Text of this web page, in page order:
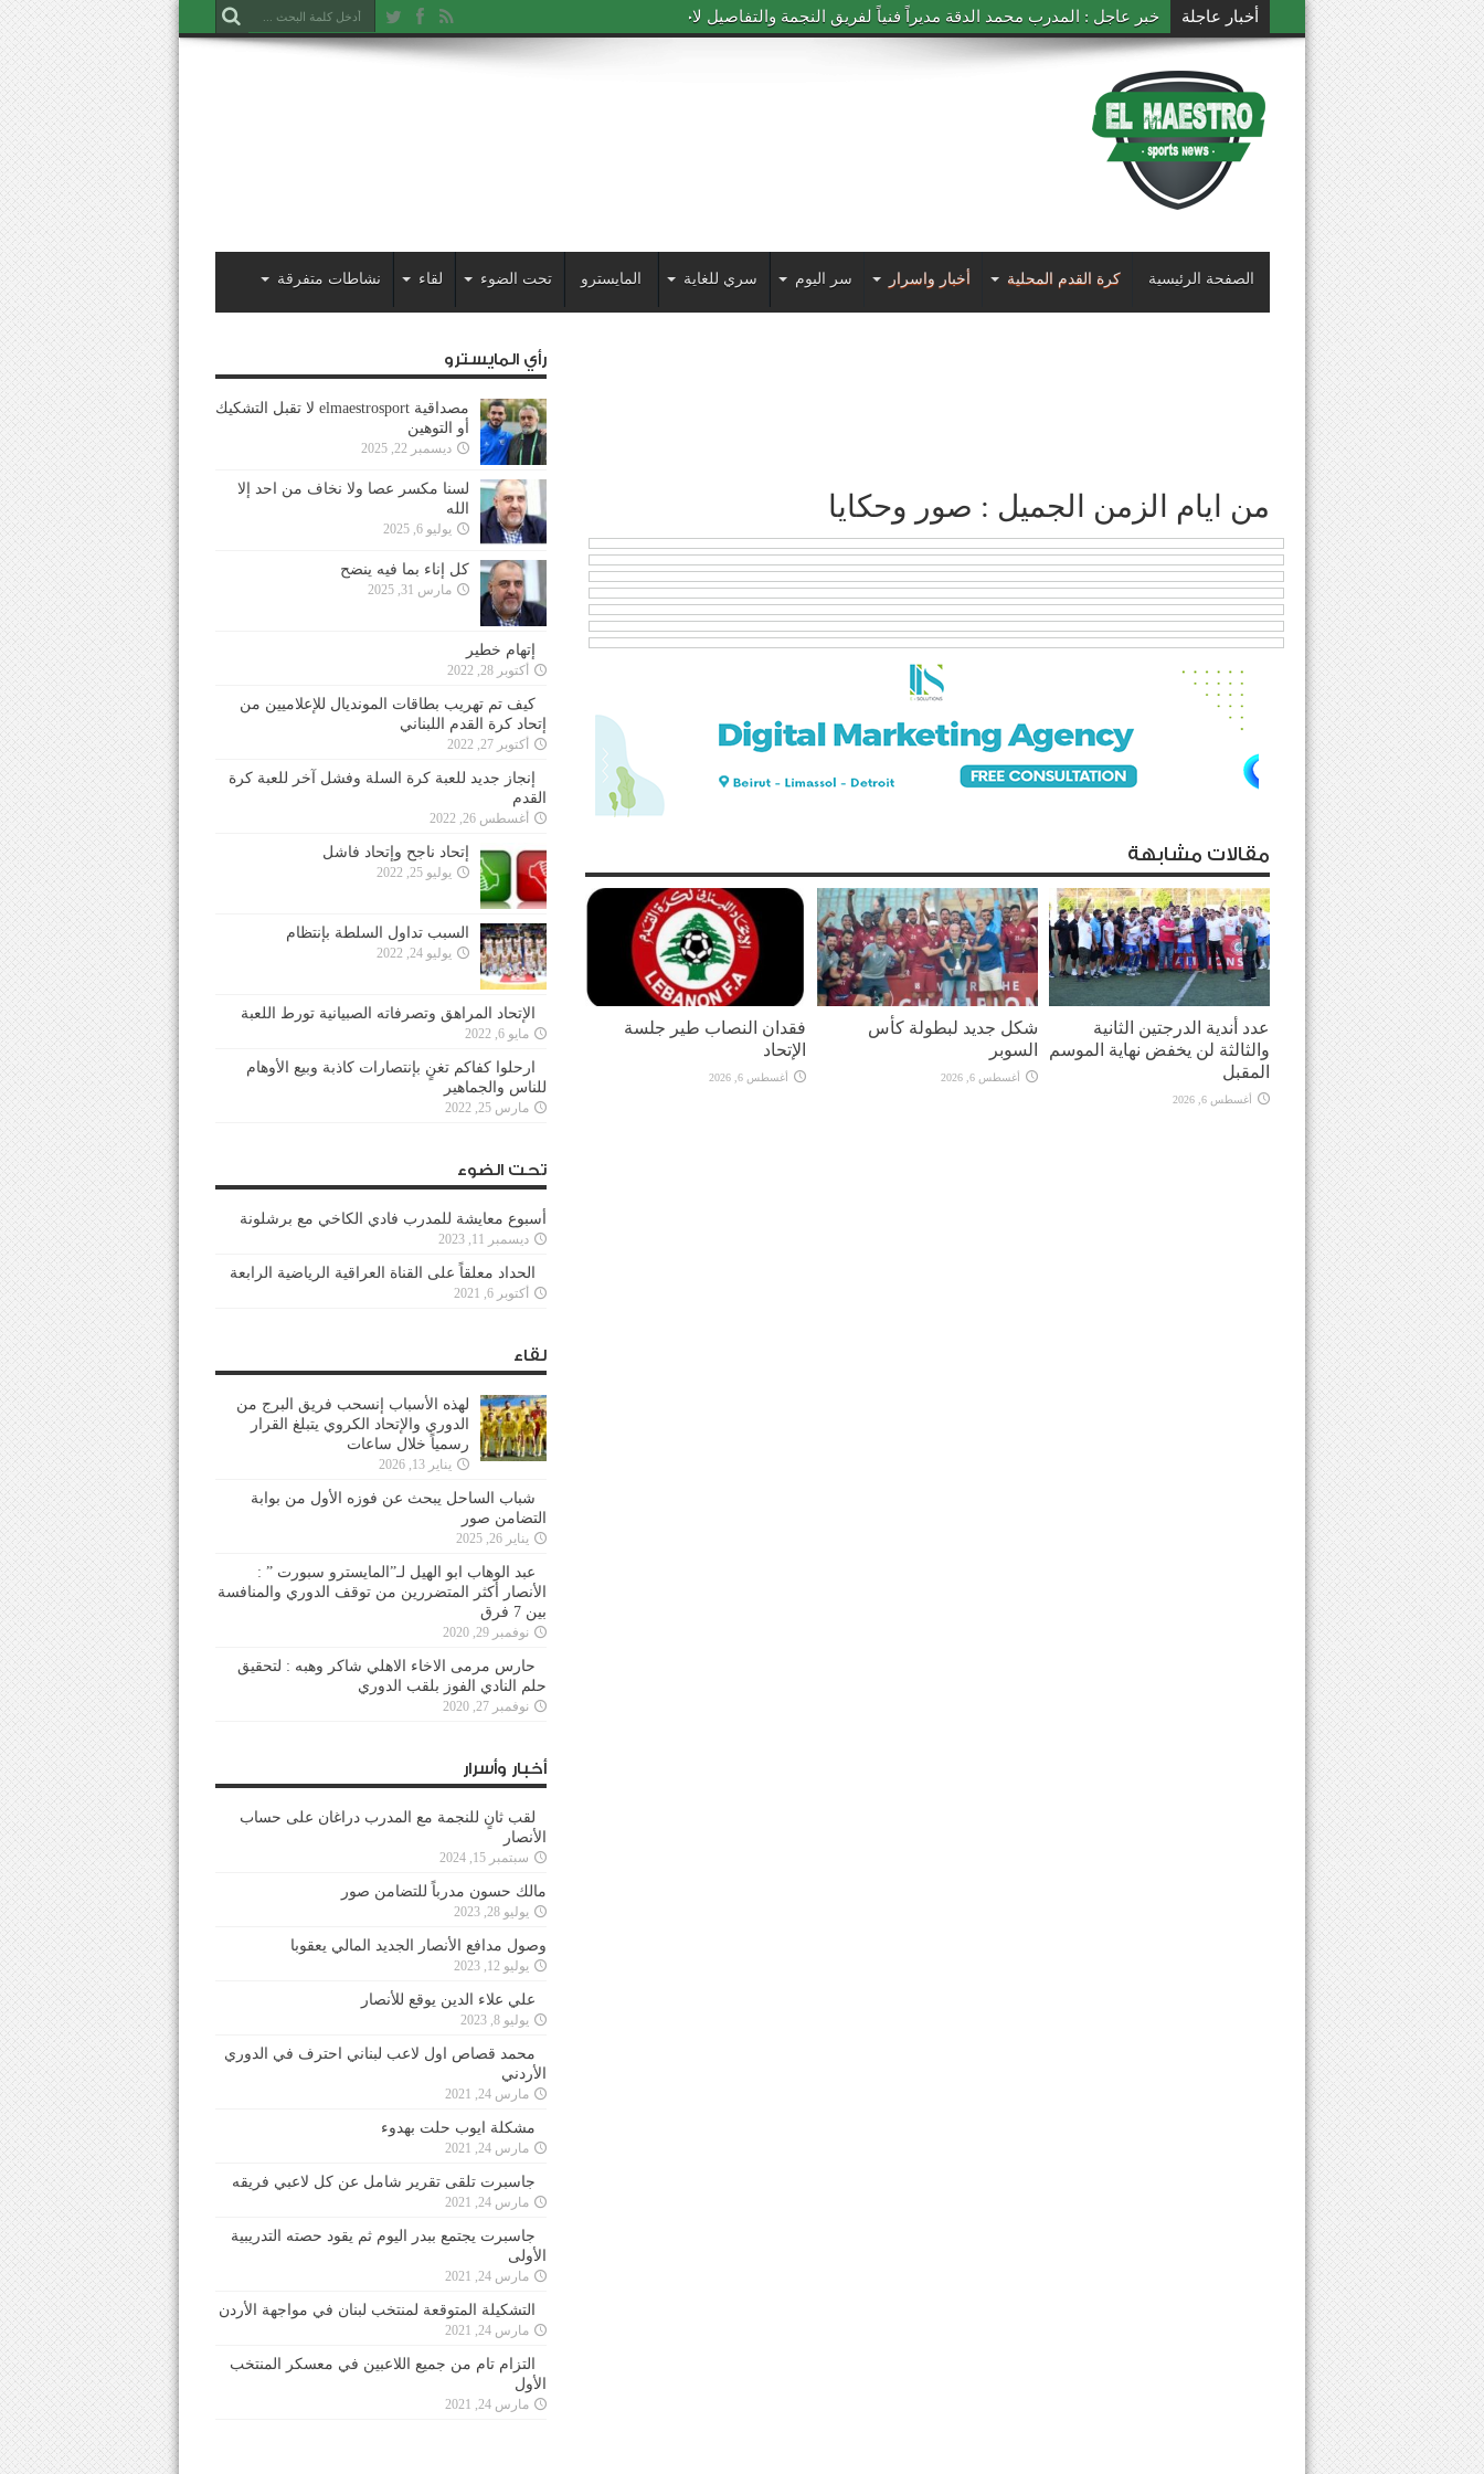
أخبار عاجلة خبر عاجل : المدرب محمد الدقة مديراً فنياً لفريق النجمة والتفاصيل لاحقاً
الصفحة الرئيسية كرة القدم المحلية أخبار واسرار سر اليوم سري للغاية المايسترو تحت الضوء لقاء نشاطات متفرقة
من ايام الزمن الجميل : صور وحكايا
مقالات مشابهة
عدد أندية الدرجتين الثانية
والثالثة لن يخفض نهاية الموسم
المقبل
أغسطس 6, 2026
شكل جديد لبطولة كأس
السوبر
أغسطس 6, 2026
فقدان النصاب طير جلسة
الإتحاد
أغسطس 6, 2026
رأي المايسترو
مصداقية elmaestrosport لا تقبل التشكيك
أو التوهين
ديسمبر 22, 2025
لسنا مكسر عصا ولا نخاف من احد إلا
الله
يوليو 6, 2025
كل إناء بما فيه ينضح
مارس 31, 2025
إتهام خطير
أكتوبر 28, 2022
كيف تم تهريب بطاقات المونديال للإعلاميين من
إتحاد كرة القدم اللبناني
أكتوبر 27, 2022
إنجاز جديد للعبة كرة السلة وفشل آخر للعبة كرة
القدم
أغسطس 26, 2022
إتحاد ناجح وإتحاد فاشل
يوليو 25, 2022
السبب تداول السلطة بإنتظام
يوليو 24, 2022
الإتحاد المراهق وتصرفاته الصبيانية تورط اللعبة
مايو 6, 2022
ارحلوا كفاكم تغنٍ بإنتصارات كاذبة وبيع الأوهام
للناس والجماهير
مارس 25, 2022
تحت الضوء
أسبوع معايشة للمدرب فادي الكاخي مع برشلونة
ديسمبر 11, 2023
الحداد معلقاً على القناة العراقية الرياضية الرابعة
أكتوبر 6, 2021
لقاء
لهذه الأسباب إنسحب فريق البرج من
الدوري والإتحاد الكروي يتبلغ القرار
رسمياً خلال ساعات
يناير 13, 2026
شباب الساحل يبحث عن فوزه الأول من بوابة
التضامن صور
يناير 26, 2025
عبد الوهاب ابو الهيل لـ”المايسترو سبورت ” :
الأنصار أكثر المتضررين من توقف الدوري والمنافسة
بين 7 فرق
نوفمبر 29, 2020
حارس مرمى الاخاء الاهلي شاكر وهبه : لتحقيق
حلم النادي الفوز بلقب الدوري
نوفمبر 27, 2020
أخبار وأسرار
لقب ثانٍ للنجمة مع المدرب دراغان على حساب
الأنصار
سبتمبر 15, 2024
مالك حسون مدرباً للتضامن صور
يوليو 28, 2023
وصول مدافع الأنصار الجديد المالي يعقوبا
يوليو 12, 2023
علي علاء الدين يوقع للأنصار
يوليو 8, 2023
محمد قصاص اول لاعب لبناني احترف في الدوري
الأردني
مارس 24, 2021
مشكلة ايوب حلت بهدوء
مارس 24, 2021
جاسبرت تلقى تقرير شامل عن كل لاعبي فريقه
مارس 24, 2021
جاسبرت يجتمع ببدر اليوم ثم يقود حصته التدريبية
الأولى
مارس 24, 2021
التشكيلة المتوقعة لمنتخب لبنان في مواجهة الأردن
مارس 24, 2021
التزام تام من جميع اللاعبين في معسكر المنتخب
الأول
مارس 24, 2021